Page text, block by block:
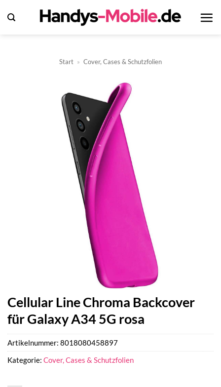
Inhalt
Start » Cover, Cases & Schutzfolien
Cellular Line Chroma Backcover
für Galaxy A34 5G rosa
Artikelnummer: 8018080458897
Kategorie: Cover, Cases & Schutzfolien